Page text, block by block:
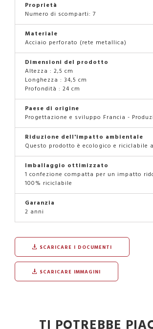
Proprietà
Numero di scomparti: 7
Materiale
Acciaio perforato (rete metallica)
Dimensioni del prodotto
Altezza : 2,5 cm
Longhezza : 34,5 cm
Profondità : 24 cm
Paese di origine
Progettazione e sviluppo Francia -
Riduzione dell'impatto ambientale
Questo prodotto è ecologico e riciclabile
Imballaggio ottimizzato
1 confezione compatta per un impatto
100% riciclabile
Garanzia
2 anni
SCARICARE I DOCUMENTI
SCARICARE IMMAGINI